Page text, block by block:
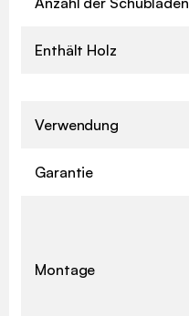
Enthält Holz
Verwendung
Garantie
Montage